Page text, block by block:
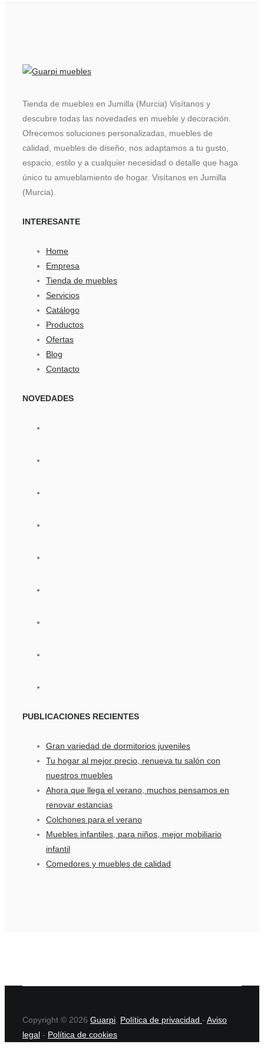
Tienda de muebles en Jumilla (Murcia) Visítanos y
descubre todas las novedades en mueble y decoración.
Ofrecemos soluciones personalizadas, muebles de
calidad, muebles de diseño, nos adaptamos a tu gusto,
espacio, estilo y a cualquier necesidad o detalle que haga
único tu amueblamiento de hogar. Visítanos en Jumilla
(Murcia).
INTERESANTE
Home
Empresa
Tienda de muebles
Servicios
Catálogo
Productos
Ofertas
Blog
Contacto
NOVEDADES
PUBLICACIONES RECIENTES
Gran variedad de dormitorios juveniles
Tu hogar al mejor precio, renueva tu salón con
nuestros muebles
Ahora que llega el verano, muchos pensamos en
renovar estancias
Colchones para el verano
Muebles infantiles, para niños, mejor mobiliario
infantil
Comedores y muebles de calidad
Copyright © 2026 Guarpi Política de privacidad - Aviso
legal - Política de cookies